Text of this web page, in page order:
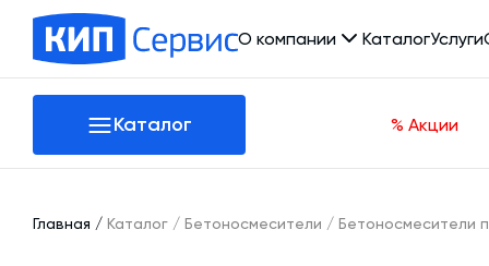
О компании
О компании
Отзывы
КаталогУслуги
Каталог % Акции
Оборудование
Главная / Каталог / Бетоносмесители / Бетоносмесители